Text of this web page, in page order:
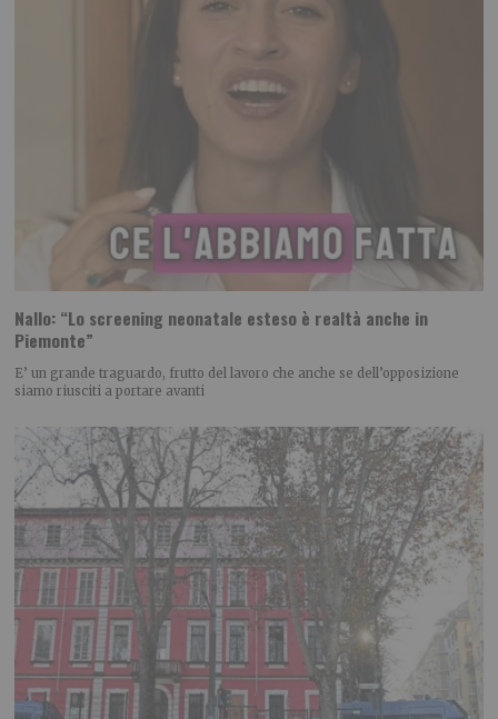
Nallo: “Lo screening neonatale esteso è realtà anche in
Piemonte”
E’ un grande traguardo, frutto del lavoro che anche se dell’opposizione
siamo riusciti a portare avanti